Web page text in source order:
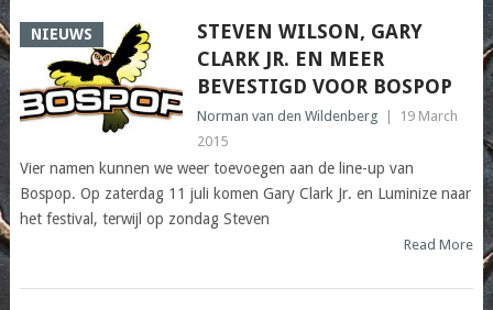
NIEUWS
STEVEN WILSON, GARY
CLARK JR. EN MEER
BEVESTIGD VOOR BOSPOP
Norman van den Wildenberg
19 March
2015
Vier namen kunnen we weer toevoegen aan de line-up van
Bospop. Op zaterdag 11 juli komen Gary Clark Jr. en Luminize naar
het festival, terwijl op zondag Steven
Read More